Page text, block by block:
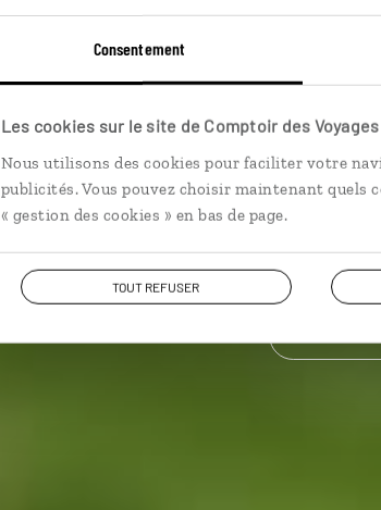
Consentement
Les cookies sur le site de Comptoir des Voyages
Nous utilisons des cookies pour faciliter votre
publicités. Vous pouvez choisir maintenant quels
« gestion des cookies » en bas de page.
TOUT REFUSER
Ornitho
Autotour dans les îles
Voir